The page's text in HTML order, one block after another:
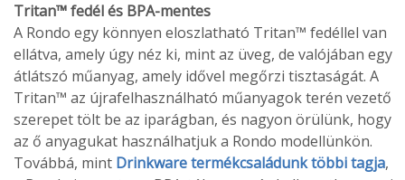
Tritan™ fedél és BPA-mentes
A Rondo egy könnyen eloszlatható Tritan™ fedéllel van
ellátva, amely úgy néz ki, mint az üveg, de valójában egy
átlátszó műanyag, amely idővel megőrzi tisztaságát. A
Tritan™ az újrafelhasználható műanyagok terén vezető
szerepet tölt be az iparágban, és nagyon örülünk, hogy
az ő anyagukat használhatjuk a Rondo modellünkön.
Továbbá, mint Drinkware termékcsaládunk többi tagja,